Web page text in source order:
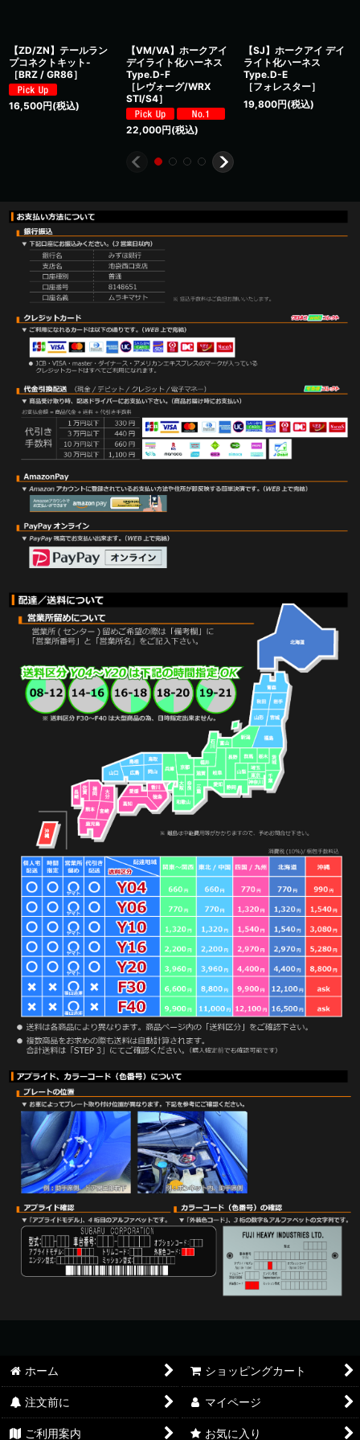
【ZD/ZN】テールラン
プコネクトキット-
［BRZ / GR86］
16,500円(税込)
【VM/VA】ホークアイ
デイライト化ハーネス
Type.D-F
［レヴォーグ/WRX
STI/S4］
22,000円(税込)
【SJ】ホークアイ デイ
ライト化ハーネス
Type.D-E
［フォレスター］
19,800円(税込)
ホーム ショッピングカート
注文前に マイページ
ご利用案内 お気に入り